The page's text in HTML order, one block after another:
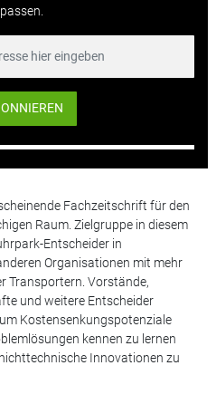
Fachzeitschrift für den
Raum. Zielgruppe in diesem
Entscheider in
Organisationen mit mehr
Transportern. Vorstände,
und weitere Entscheider
Kostensenkungspotenziale
kennen zu lernen
Innovationen zu